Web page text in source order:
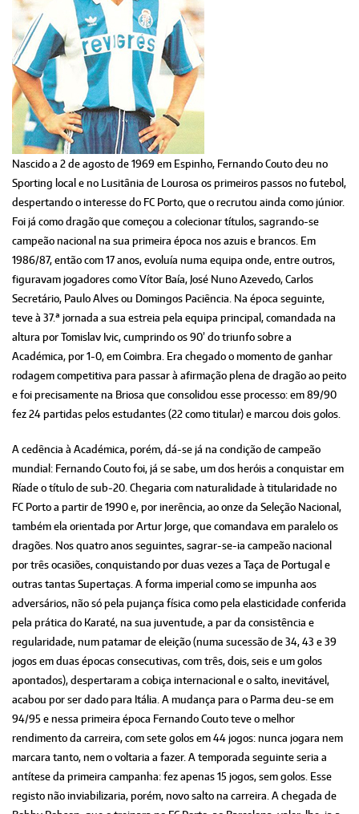
Nascido a 2 de agosto de 1969 em Espinho, Fernando Couto deu no
Sporting local e no Lusitânia de Lourosa os primeiros passos no futebol,
despertando o interesse do FC Porto, que o recrutou ainda como júnior.
Foi já como dragão que começou a colecionar títulos, sagrando-se
campeão nacional na sua primeira época nos azuis e brancos. Em
1986/87, então com 17 anos, evoluía numa equipa onde, entre outros,
figuravam jogadores como Vítor Baía, José Nuno Azevedo, Carlos
Secretário, Paulo Alves ou Domingos Paciência. Na época seguinte,
teve à 37.ª jornada a sua estreia pela equipa principal, comandada na
altura por Tomislav Ivic, cumprindo os 90’ do triunfo sobre a
Académica, por 1-0, em Coimbra. Era chegado o momento de ganhar
rodagem competitiva para passar à afirmação plena de dragão ao peito
e foi precisamente na Briosa que consolidou esse processo: em 89/90
fez 24 partidas pelos estudantes (22 como titular) e marcou dois golos.
A cedência à Académica, porém, dá-se já na condição de campeão
mundial: Fernando Couto foi, já se sabe, um dos heróis a conquistar em
Ríade o título de sub-20. Chegaria com naturalidade à titularidade no
FC Porto a partir de 1990 e, por inerência, ao onze da Seleção Nacional,
também ela orientada por Artur Jorge, que comandava em paralelo os
dragões. Nos quatro anos seguintes, sagrar-se-ia campeão nacional
por três ocasiões, conquistando por duas vezes a Taça de Portugal e
outras tantas Supertaças. A forma imperial como se impunha aos
adversários, não só pela pujança física como pela elasticidade conferida
pela prática do Karaté, na sua juventude, a par da consistência e
regularidade, num patamar de eleição (numa sucessão de 34, 43 e 39
jogos em duas épocas consecutivas, com três, dois, seis e um golos
apontados), despertaram a cobiça internacional e o salto, inevitável,
acabou por ser dado para Itália. A mudança para o Parma deu-se em
94/95 e nessa primeira época Fernando Couto teve o melhor
rendimento da carreira, com sete golos em 44 jogos: nunca jogara nem
marcara tanto, nem o voltaria a fazer. A temporada seguinte seria a
antítese da primeira campanha: fez apenas 15 jogos, sem golos. Esse
registo não inviabilizaria, porém, novo salto na carreira. A chegada de